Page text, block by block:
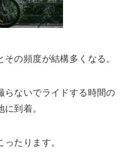
の頻度が結構多くなる。
らないでライドする時間の
に到着。
たります。